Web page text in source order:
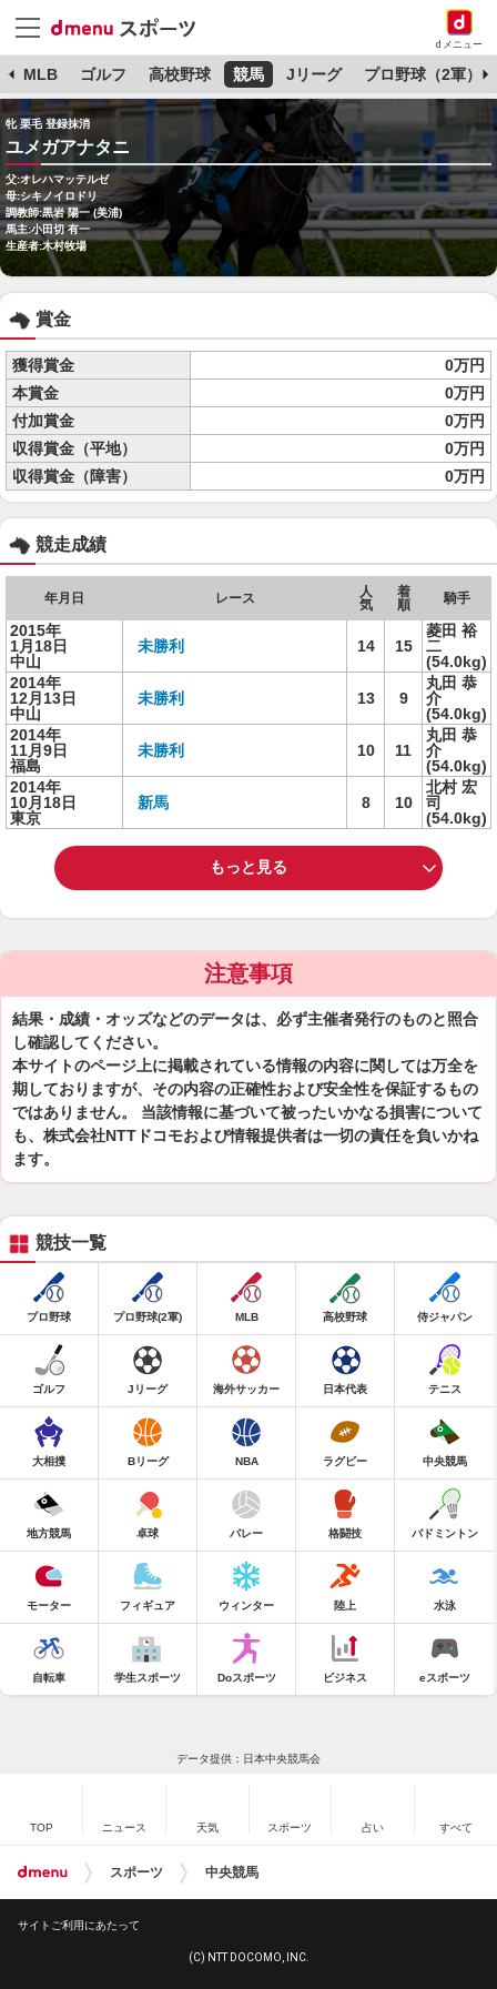
dメニュー
MLB ゴルフ 高校野球 競馬 Jリーグ プロ野球（2軍）
牝 栗毛 登録抹消
ユメガアナタニ
父:オレハマッテルゼ
母:シキノイロドリ
調教師:黒岩 陽一 (美浦)
馬主:小田切 有一
生産者:木村牧場
賞金
獲得賞金
0万円
本賞金
0万円
付加賞金
0万円
収得賞金（平地）
0万円
収得賞金（障害）
0万円
競走成績
年月日 レース
人
気
着
順
騎手
2015年
1月18日
中山
未勝利 14 15
菱田 裕
二
(54.0kg)
2014年
12月13日
中山
未勝利 13 9
丸田 恭
介
(54.0kg)
2014年
11月9日
福島
未勝利 10 11
丸田 恭
介
(54.0kg)
2014年
10月18日
東京
新馬 8 10
北村 宏
司
(54.0kg)
もっと見る
注意事項
結果・成績・オッズなどのデータは、必ず主催者発行のものと照合
し確認してください。
本サイトのページ上に掲載されている情報の内容に関しては万全を
期しておりますが、その内容の正確性および安全性を保証するもの
ではありません。 当該情報に基づいて被ったいかなる損害について
も、株式会社NTTドコモおよび情報提供者は一切の責任を負いかね
ます。
競技一覧
プロ野球 プロ野球(2軍) MLB 高校野球 侍ジャパン
ゴルフ Jリーグ 海外サッカー 日本代表 テニス
大相撲 Bリーグ NBA ラグビー 中央競馬
地方競馬 卓球 バレー 格闘技 バドミントン
モーター フィギュア ウィンター 陸上 水泳
自転車 学生スポーツ Doスポーツ ビジネス eスポーツ
データ提供：日本中央競馬会
TOP ニュース 天気 スポーツ 占い すべて
スポーツ 中央競馬
サイトご利用にあたって
(C) NTT DOCOMO, INC.